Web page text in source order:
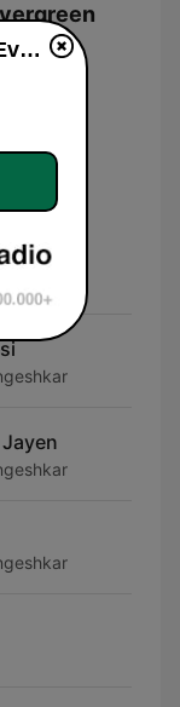
Mein
Hindi Desi Bollywood Evergreen Hits